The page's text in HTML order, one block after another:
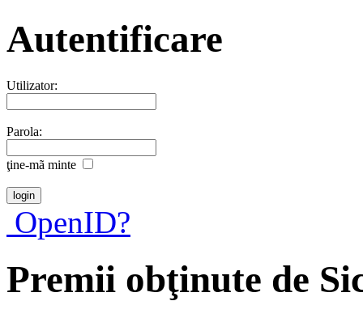
Autentificare
Utilizator:
Parola:
ţine-mã minte
OpenID?
Premii obţinute de